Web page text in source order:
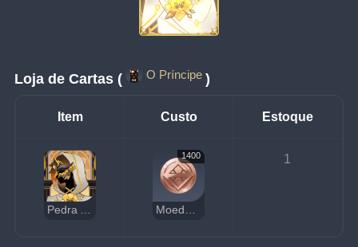
Loja de Cartas ( O Príncipe )
Item Custo Estoque
Pedra Arcaica
1400
Moedas da Sorte
1